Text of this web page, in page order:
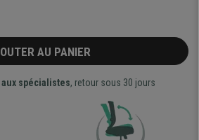
AU PANIER
spécialistes, retour sous 30 jours